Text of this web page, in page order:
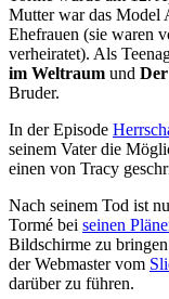
Mutter war das Model
Ehefrauen (sie waren
verheiratet). Als
im Weltraum und
Bruder.
In der Episode
seinem Vater die
einen von Tracy
Nach seinem Tod ist
Tormé bei seinen
Bildschirme zu
der Webmaster vom
darüber zu führen.